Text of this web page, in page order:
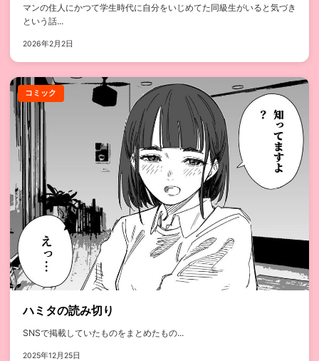
マンの住人にかつて学生時代に自分をいじめてた同級生がいると気づき
という話...
2026年2月2日
コミック
ハミタの読み切り
SNSで掲載していたものをまとめたもの...
2025年12月25日